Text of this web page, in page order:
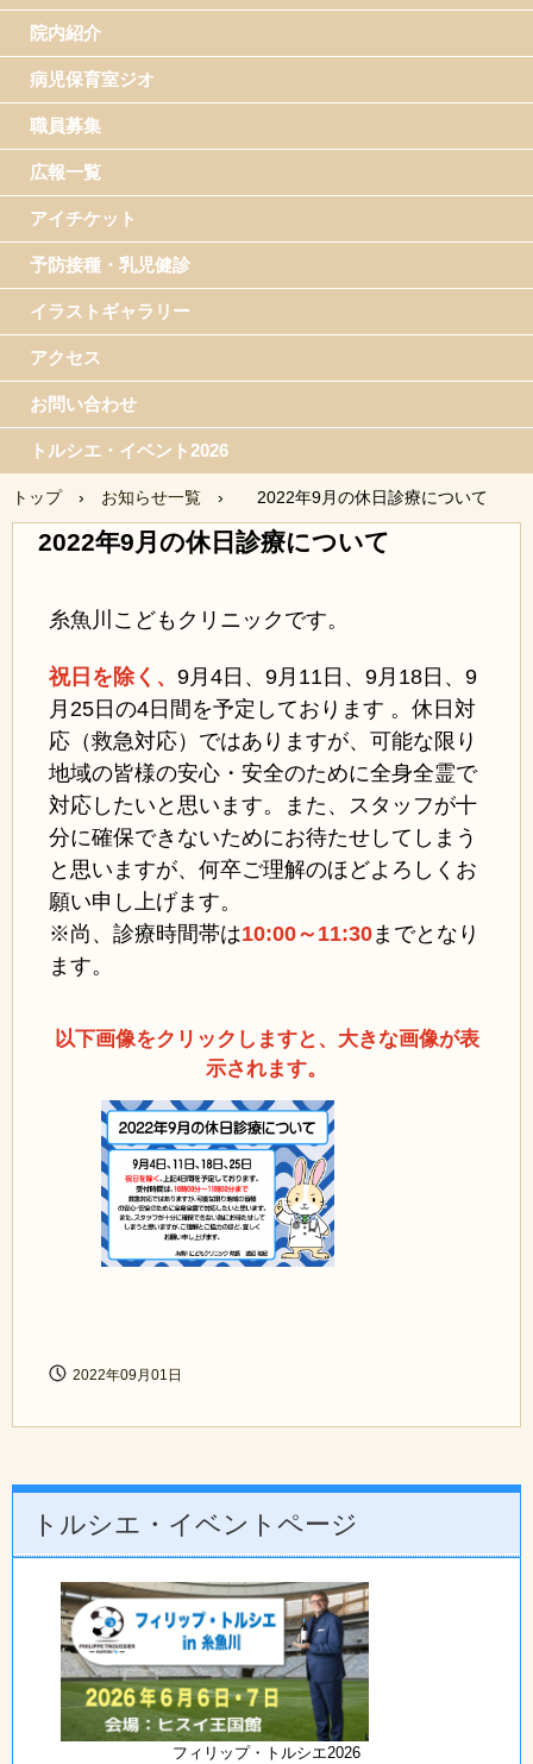
院内紹介
病児保育室ジオ
職員募集
広報一覧
アイチケット
予防接種・乳児健診
イラストギャラリー
アクセス
お問い合わせ
トルシエ・イベント2026
トップ › お知らせ一覧 › 2022年9月の休日診療について
2022年9月の休日診療について
糸魚川こどもクリニックです。
祝日を除く、 9月4日、 9月11日、9月18日、9
月25日の4日間を予定しております 。休日対
応（救急対応）ではありますが、可能な限り
地域の皆様の安心・安全のために全身全霊で
対応したいと思います。また、スタッフが十
分に確保できないためにお待たせしてしまう
と思いますが、何卒ご理解のほどよろしくお
願い申し上げます。
※尚、診療時間帯は10:00～11:30までとなり
ます。
以下画像をクリックしますと、大きな画像が表
示されます。
2022年09月01日
トルシエ・イベントページ
フィリップ・トルシエ2026